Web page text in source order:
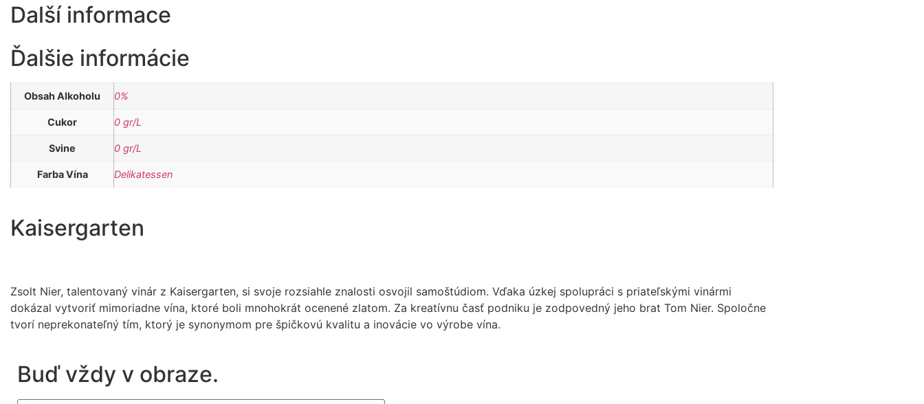
Další informace
Ďalšie informácie
Obsah Alkoholu 0%
Cukor 0 gr/L
Svine 0 gr/L
Farba Vína Delikatessen
Kaisergarten
Zsolt Nier, talentovaný vinár z Kaisergarten, si svoje rozsiahle znalosti osvojil samoštúdiom. Vďaka úzkej spolupráci s priateľskými vinármi
dokázal vytvoriť mimoriadne vína, ktoré boli mnohokrát ocenené zlatom. Za kreatívnu časť podniku je zodpovedný jeho brat Tom Nier. Spoločne
tvorí neprekonateľný tím, ktorý je synonymom pre špičkovú kvalitu a inovácie vo výrobe vína.
Buď vždy v obraze.